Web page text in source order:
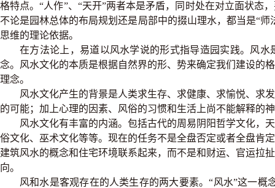
格特点。“人作”、“天开”两者本是矛盾，同时处在对立面状态
不论是园林总体的布局规划还是局部中的掇山理水，都当是“
思维的理论依据。
在方法论上，易道以风水学说的形式指导造园实践。风
念。风水文化的本质是根据自然界的形、势来确定我们建设的
理念。
风水文化产生的背景是人类求生存、求健康、求愉悦、求
的可能；加上心理的因素、风俗的习惯和生活上尚不能解释的
风水文化有丰富的内涵。包括古代的周易阴阳哲学文化，
俗文化、巫术文化等等。现在的任务不是全盘否定或者全盘肯
建筑风水的概念和住宅环境联系起来，而不是和财运、官运拉
向。
风和水是客观存在的人类生存的两大要素。“风水”这一